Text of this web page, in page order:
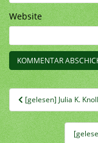
Website
[gelesen] Julia K.